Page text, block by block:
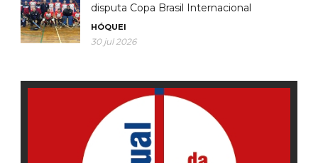
disputa Copa Brasil Internacional
HÓQUEI
30 jul 2026